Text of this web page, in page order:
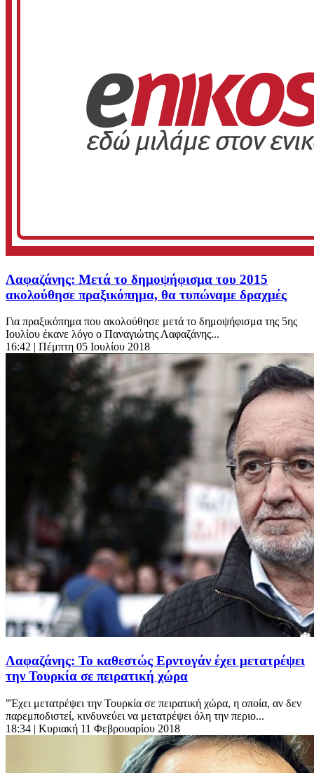
Λαφαζάνης: Μετά το δημοψήφισμα του 2015
ακολούθησε πραξικόπημα, θα τυπώναμε δραχμές
Για πραξικόπημα που ακολούθησε μετά το δημοψήφισμα της 5ης
Ιουλίου έκανε λόγο ο Παναγιώτης Λαφαζάνης...
16:42 | Πέμπτη 05 Ιουλίου 2018
Λαφαζάνης: Το καθεστώς Ερντογάν έχει μετατρέψει
την Τουρκία σε πειρατική χώρα
"Έχει μετατρέψει την Τουρκία σε πειρατική χώρα, η οποία, αν δεν
παρεμποδιστεί, κινδυνεύει να μετατρέψει όλη την περιο...
18:34 | Κυριακή 11 Φεβρουαρίου 2018